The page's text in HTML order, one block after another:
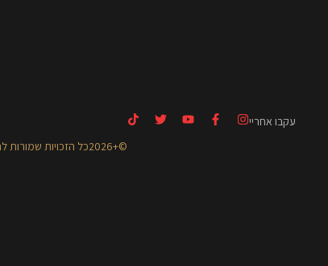
עקבו אחריי
©+2026כל הזכויות שמורות לחן מלכה אקדמיה ומרכז להתפתחות ותודעה -בית הספר של החיים.